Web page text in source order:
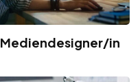
Mediendesigner/in